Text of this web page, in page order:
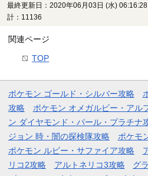
最終更新日：2020年06月03日 (水) 06:16:28
計：11136
関連ページ
TOP
ポケモン ゴールド・シルバー攻略
攻略
ポケモン オメガルビー・アル
ン ダイヤモンド・パール・プラチナ
ジョン 時・闇の探検隊攻略
ポケモ
ポケモン ルビー・サファイア攻略
リコ2攻略
アルトネリコ3攻略 グ